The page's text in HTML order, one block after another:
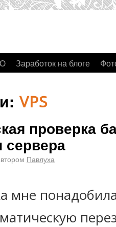
Заработок на блоге
VPS
проверка
сервера
Павлуха
мне